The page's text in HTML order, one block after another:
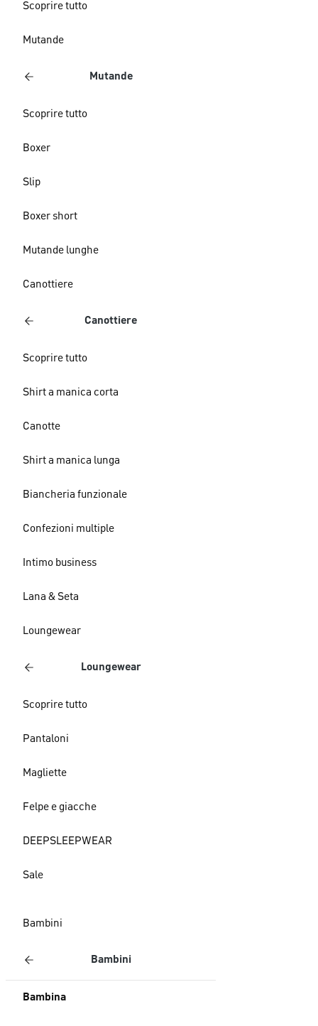
Scoprire tutto
Mutande
Mutande
Scoprire tutto
Boxer
Slip
Boxer short
Mutande lunghe
Canottiere
Canottiere
Scoprire tutto
Shirt a manica corta
Canotte
Shirt a manica lunga
Biancheria funzionale
Confezioni multiple
Intimo business
Lana & Seta
Loungewear
Loungewear
Scoprire tutto
Pantaloni
Magliette
Felpe e giacche
DEEPSLEEPWEAR
Sale
Bambini
Bambini
Bambina